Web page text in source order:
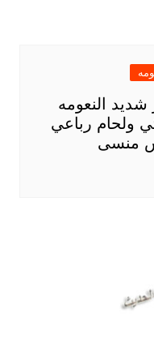
شديد النعومه
ولحام رباعي